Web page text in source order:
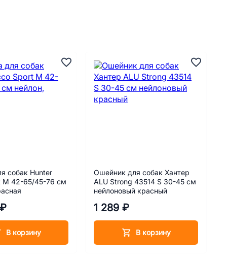
собак Hunter
M 42-65/45-76 см
В корзину
Ошейник для собак Хантер
ALU Strong 43514 S 30-45 см
нейлоновый красный
1 289 ₽
В корзину